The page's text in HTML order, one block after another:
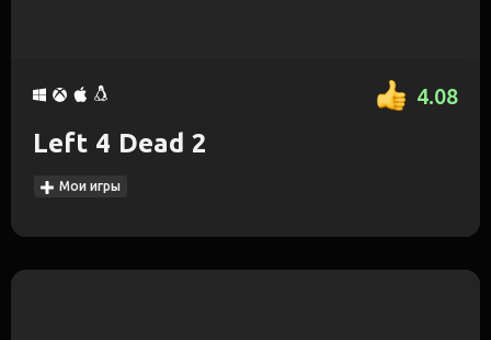
4.08
Left 4 Dead 2
Мои игры